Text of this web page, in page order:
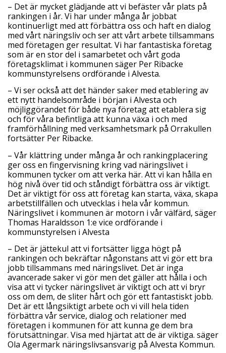
– Det är mycket glädjande att vi befäster vår plats på
rankingen i år. Vi har under många år jobbat
kontinuerligt med att förbättra oss och haft en dialog
med vårt näringsliv och ser att vårt arbete tillsammans
med företagen ger resultat. Vi har fantastiska företag
som är en stor del i samarbetet och vårt goda
företagsklimat i kommunen säger Per Ribacke
kommunstyrelsens ordförande i Alvesta.
– Vi ser också att det händer saker med etablering av
ett nytt handelsområde i början i Alvesta och
möjliggörandet för både nya företag att etablera sig
och för våra befintliga att kunna växa i och med
framförhållning med verksamhetsmark på Orrakullen
fortsätter Per Ribacke.
– Vår klättring under många år och rankingplacering
ger oss en fingervisning kring vad näringslivet i
kommunen tycker om att verka här. Att vi kan hålla en
hög nivå över tid och ståndigt förbättra oss är viktigt.
Det är viktigt för oss att företag kan starta, växa, skapa
arbetstillfällen och utvecklas i hela vår kommun.
Näringslivet i kommunen är motorn i vår välfärd, säger
Thomas Haraldsson 1:e vice ordförande i
kommunstyrelsen i Alvesta
– Det är jättekul att vi fortsätter ligga högt på
rankingen och bekräftar någonstans att vi gör ett bra
jobb tillsammans med näringslivet. Det är inga
avancerade saker vi gör men det gäller att hålla i och
visa att vi tycker näringslivet är viktigt och att vi bryr
oss om dem, de sliter hårt och gör ett fantastiskt jobb.
Det är ett långsiktigt arbete och vi vill hela tiden
förbättra vår service, dialog och relationer med
företagen i kommunen för att kunna ge dem bra
förutsättningar. Visa med hjärtat att de är viktiga. säger
Ola Agermark näringslivsansvarig på Alvesta Kommun.